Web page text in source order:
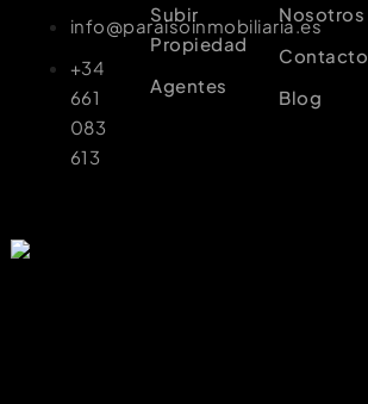
info@paraisoinmobiliaria.es
+34
661
083
613
Subir
Propiedad
Agentes
Nosotros
Contacto
Blog